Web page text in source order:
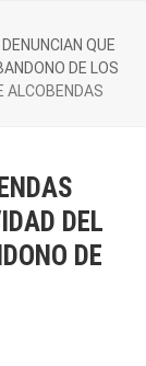
QUE
DE LOS
ALCOBENDAS
DEL
DE